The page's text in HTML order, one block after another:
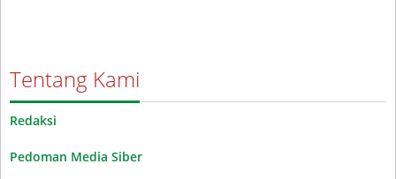
Tentang Kami
Redaksi
Pedoman Media Siber